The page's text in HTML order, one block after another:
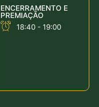
ENCERRAMENTO E
PREMIAÇÃO
18:40 - 19:00